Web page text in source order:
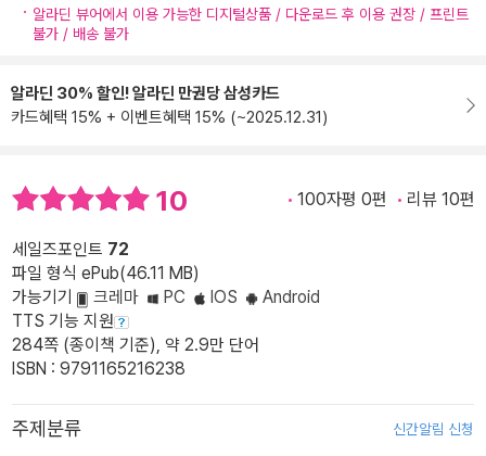
알라딘 뷰어에서 이용 가능한 디지털상품 / 다운로드 후 이용 권장 / 프린트
불가 / 배송 불가
알라딘 30% 할인! 알라딘 만권당 삼성카드
카드혜택 15% + 이벤트혜택 15% (~2025.12.31)
10 100자평 0편 리뷰 10편
세일즈포인트 72
파일 형식 ePub(46.11 MB)
가능기기
크레마 PC IOS
Android
TTS 기능 지원
284쪽 (종이책 기준), 약 2.9만 단어
ISBN : 9791165216238
주제분류 신간알림 신청